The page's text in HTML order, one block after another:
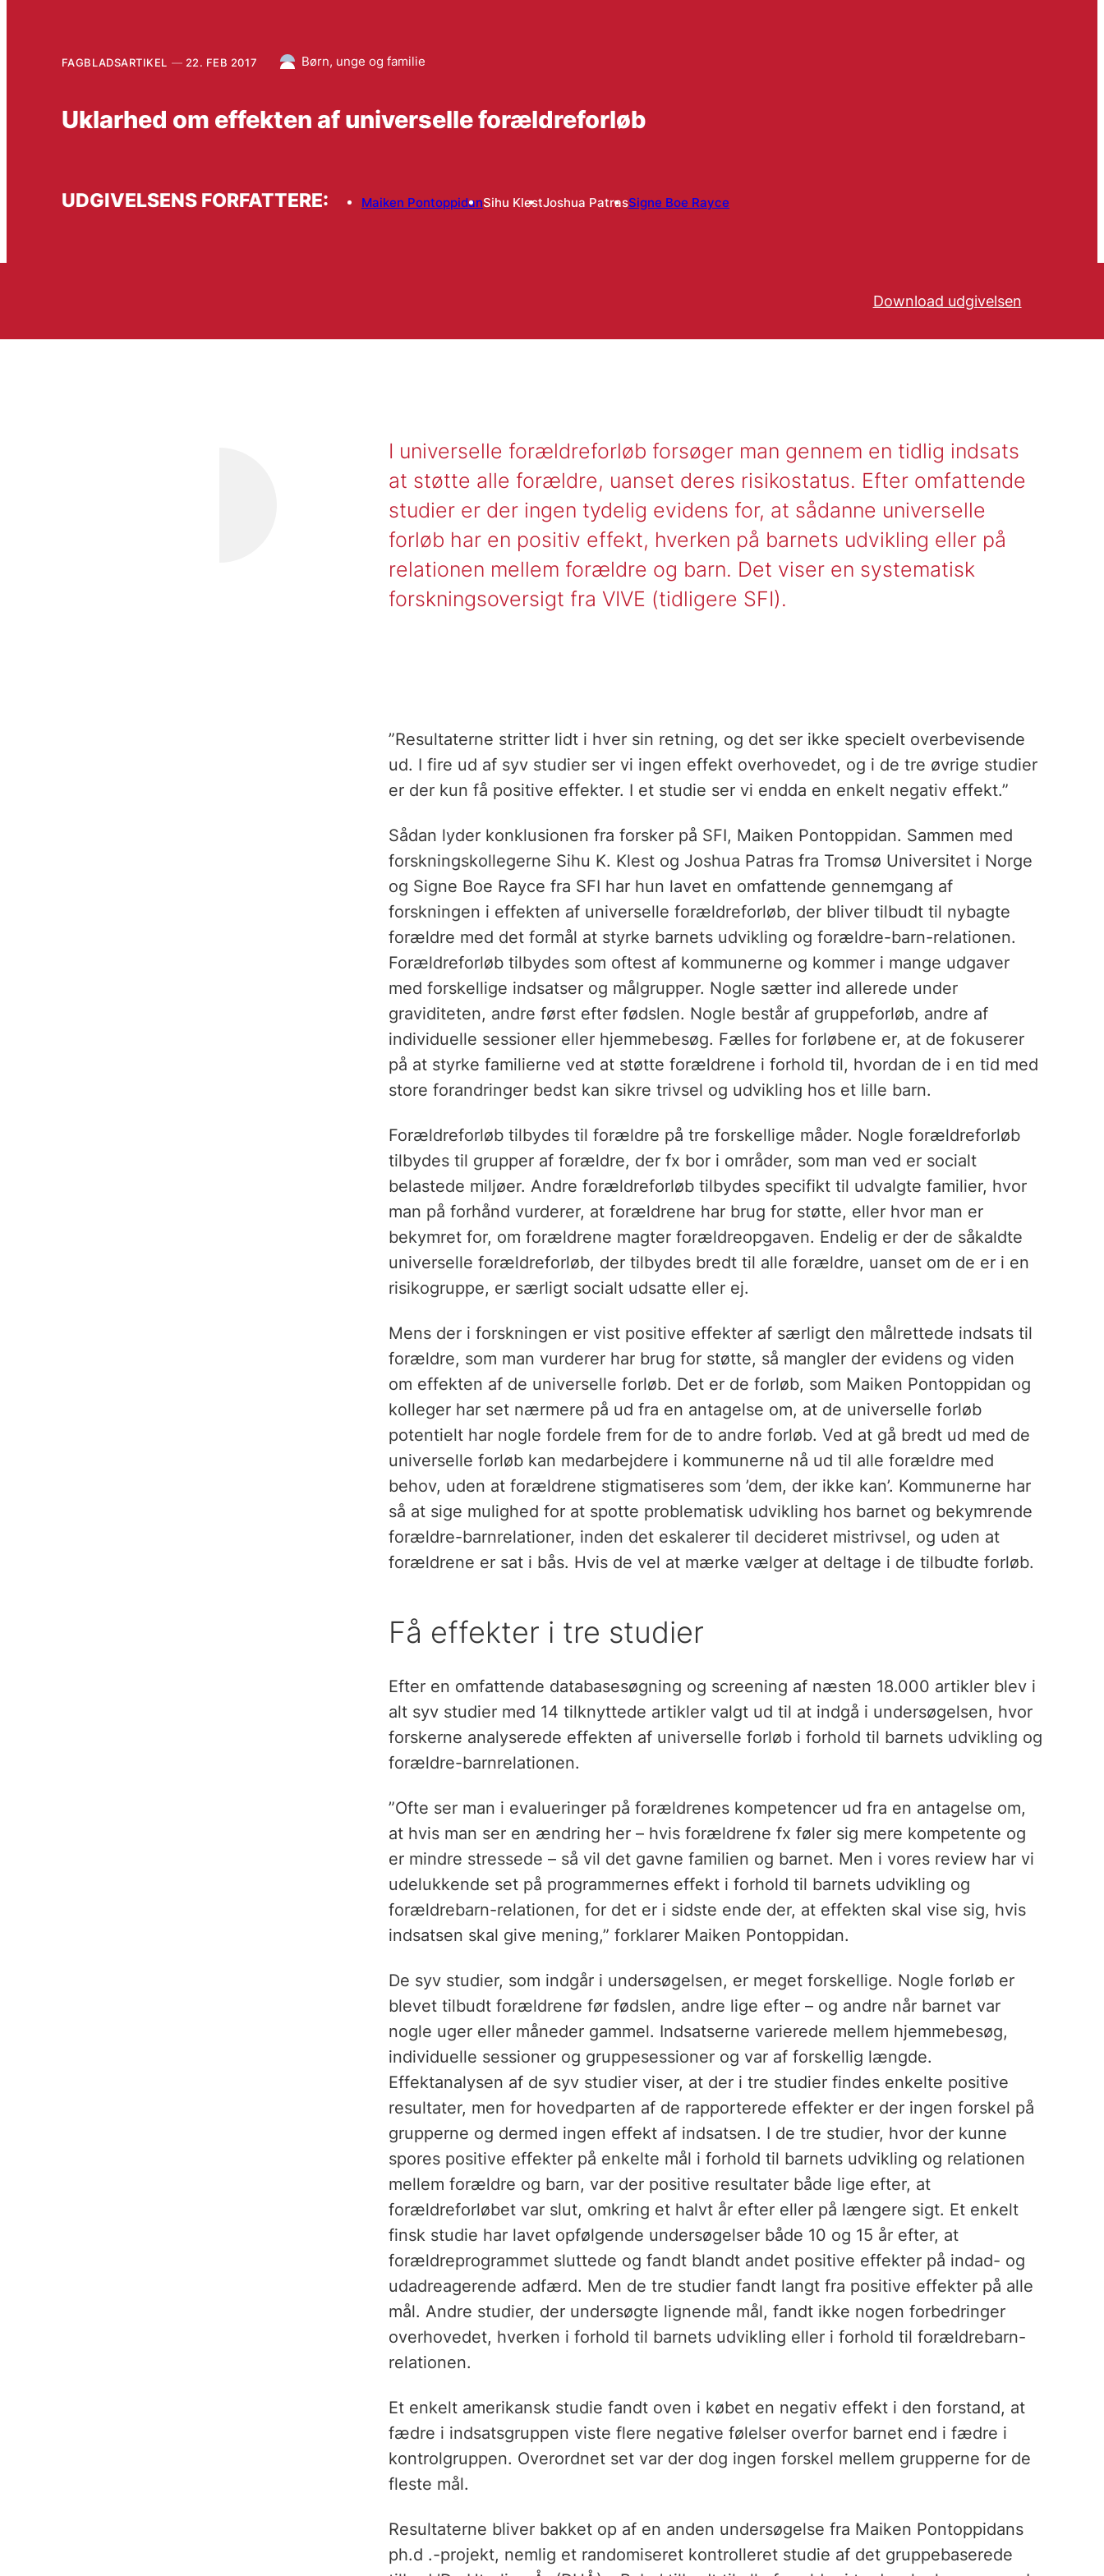
FAGBLADSARTIKEL 22. FEB 2017 Børn, unge og familie
Uklarhed om effekten af universelle forældreforløb
UDGIVELSENS FORFATTERE: Maiken PontoppidanSihu KlestJoshua PatrasSigne Boe Rayce
Download udgivelsen
I universelle forældreforløb forsøger man gennem en tidlig indsats
at støtte alle forældre, uanset deres risikostatus. Efter omfattende
studier er der ingen tydelig evidens for, at sådanne universelle
forløb har en positiv effekt, hverken på barnets udvikling eller på
relationen mellem forældre og barn. Det viser en systematisk
forskningsoversigt fra VIVE (tidligere SFI).
”Resultaterne stritter lidt i hver sin retning, og det ser ikke specielt overbevisende
ud. I fire ud af syv studier ser vi ingen effekt overhovedet, og i de tre øvrige studier
er der kun få positive effekter. I et studie ser vi endda en enkelt negativ effekt.”
Sådan lyder konklusionen fra forsker på SFI, Maiken Pontoppidan. Sammen med
forskningskollegerne Sihu K. Klest og Joshua Patras fra Tromsø Universitet i Norge
og Signe Boe Rayce fra SFI har hun lavet en omfattende gennemgang af
forskningen i effekten af universelle forældreforløb, der bliver tilbudt til nybagte
forældre med det formål at styrke barnets udvikling og forældre-barn-relationen.
Forældreforløb tilbydes som oftest af kommunerne og kommer i mange udgaver
med forskellige indsatser og målgrupper. Nogle sætter ind allerede under
graviditeten, andre først efter fødslen. Nogle består af gruppeforløb, andre af
individuelle sessioner eller hjemmebesøg. Fælles for forløbene er, at de fokuserer
på at styrke familierne ved at støtte forældrene i forhold til, hvordan de i en tid med
store forandringer bedst kan sikre trivsel og udvikling hos et lille barn.
Forældreforløb tilbydes til forældre på tre forskellige måder. Nogle forældreforløb
tilbydes til grupper af forældre, der fx bor i områder, som man ved er socialt
belastede miljøer. Andre forældreforløb tilbydes specifikt til udvalgte familier, hvor
man på forhånd vurderer, at forældrene har brug for støtte, eller hvor man er
bekymret for, om forældrene magter forældreopgaven. Endelig er der de såkaldte
universelle forældreforløb, der tilbydes bredt til alle forældre, uanset om de er i en
risikogruppe, er særligt socialt udsatte eller ej.
Mens der i forskningen er vist positive effekter af særligt den målrettede indsats til
forældre, som man vurderer har brug for støtte, så mangler der evidens og viden
om effekten af de universelle forløb. Det er de forløb, som Maiken Pontoppidan og
kolleger har set nærmere på ud fra en antagelse om, at de universelle forløb
potentielt har nogle fordele frem for de to andre forløb. Ved at gå bredt ud med de
universelle forløb kan medarbejdere i kommunerne nå ud til alle forældre med
behov, uden at forældrene stigmatiseres som ’dem, der ikke kan’. Kommunerne har
så at sige mulighed for at spotte problematisk udvikling hos barnet og bekymrende
forældre-barnrelationer, inden det eskalerer til decideret mistrivsel, og uden at
forældrene er sat i bås. Hvis de vel at mærke vælger at deltage i de tilbudte forløb.
Få effekter i tre studier
Efter en omfattende databasesøgning og screening af næsten 18.000 artikler blev i
alt syv studier med 14 tilknyttede artikler valgt ud til at indgå i undersøgelsen, hvor
forskerne analyserede effekten af universelle forløb i forhold til barnets udvikling og
forældre-barnrelationen.
”Ofte ser man i evalueringer på forældrenes kompetencer ud fra en antagelse om,
at hvis man ser en ændring her – hvis forældrene fx føler sig mere kompetente og
er mindre stressede – så vil det gavne familien og barnet. Men i vores review har vi
udelukkende set på programmernes effekt i forhold til barnets udvikling og
forældrebarn-relationen, for det er i sidste ende der, at effekten skal vise sig, hvis
indsatsen skal give mening,” forklarer Maiken Pontoppidan.
De syv studier, som indgår i undersøgelsen, er meget forskellige. Nogle forløb er
blevet tilbudt forældrene før fødslen, andre lige efter – og andre når barnet var
nogle uger eller måneder gammel. Indsatserne varierede mellem hjemmebesøg,
individuelle sessioner og gruppesessioner og var af forskellig længde.
Effektanalysen af de syv studier viser, at der i tre studier findes enkelte positive
resultater, men for hovedparten af de rapporterede effekter er der ingen forskel på
grupperne og dermed ingen effekt af indsatsen. I de tre studier, hvor der kunne
spores positive effekter på enkelte mål i forhold til barnets udvikling og relationen
mellem forældre og barn, var der positive resultater både lige efter, at
forældreforløbet var slut, omkring et halvt år efter eller på længere sigt. Et enkelt
finsk studie har lavet opfølgende undersøgelser både 10 og 15 år efter, at
forældreprogrammet sluttede og fandt blandt andet positive effekter på indad- og
udadreagerende adfærd. Men de tre studier fandt langt fra positive effekter på alle
mål. Andre studier, der undersøgte lignende mål, fandt ikke nogen forbedringer
overhovedet, hverken i forhold til barnets udvikling eller i forhold til forældrebarn-
relationen.
Et enkelt amerikansk studie fandt oven i købet en negativ effekt i den forstand, at
fædre i indsatsgruppen viste flere negative følelser overfor barnet end i fædre i
kontrolgruppen. Overordnet set var der dog ingen forskel mellem grupperne for de
fleste mål.
Resultaterne bliver bakket op af en anden undersøgelse fra Maiken Pontoppidans
ph.d .-projekt, nemlig et randomiseret kontrolleret studie af det gruppebaserede